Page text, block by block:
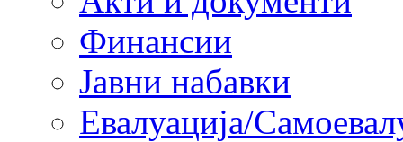
Финансии
Јавни набавки
Евалуација/